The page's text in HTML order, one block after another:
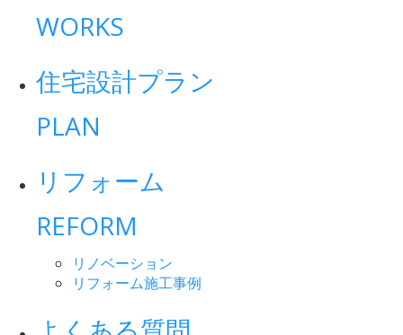
WORKS
住宅設計プラン
PLAN
リフォーム
REFORM
リノベーション
リフォーム施工事例